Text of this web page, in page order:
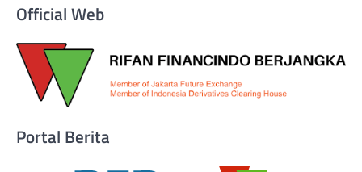
Official Web
Portal Berita